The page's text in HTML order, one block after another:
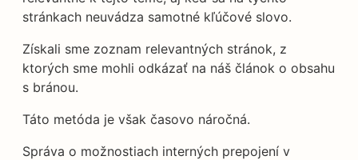
stránkach neuvádza samotné kľúčové slovo.
Získali sme zoznam relevantných stránok, z
ktorých sme mohli odkázať na náš článok o obsahu
s bránou.
Táto metóda je však časovo náročná.
Správa o možnostiach interných prepojení v